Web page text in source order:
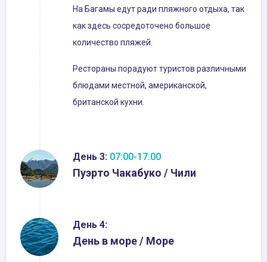
На Багамы едут ради пляжного отдыха, так
как здесь сосредоточено большое
количество пляжей.
Рестораны порадуют туристов различными
блюдами местной, американской,
британской кухни.
День 3: 07:00-17:00
Пуэрто Чакабуко / Чили
День 4:
День в море / Море